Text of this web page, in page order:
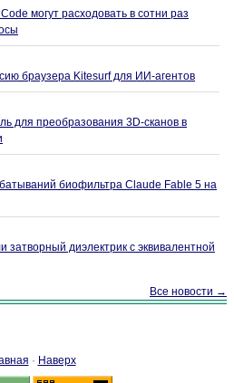
могут расходовать в сотни раз
браузера Kitesurf для ИИ-агентов
для преобразования 3D-сканов в
биофильтра Claude Fable 5 на
затворный диэлектрик с эквивалентной
Все новости →
· Наверх